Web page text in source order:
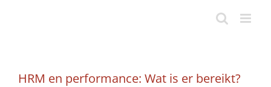
HRM en performance: Wat is er bereikt?